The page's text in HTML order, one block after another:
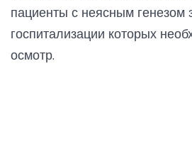
пациенты с неясным генезом
госпитализации которых
осмотр.